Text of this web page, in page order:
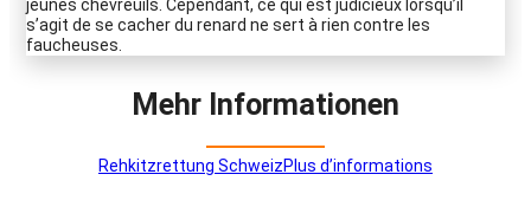
jeunes chevreuils. Cependant, ce qui est judicieux lorsqu’il
s’agit de se cacher du renard ne sert à rien contre les
faucheuses.
Mehr Informationen
Rehkitzrettung SchweizPlus d’informations